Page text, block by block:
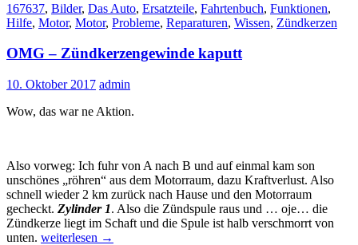
167637, Bilder, Das Auto, Ersatzteile, Fahrtenbuch, Funktionen,
Hilfe, Motor, Motor, Probleme, Reparaturen, Wissen, Zündkerzen
OMG – Zündkerzengewinde kaputt
10. Oktober 2017 admin
Wow, das war ne Aktion.
Also vorweg: Ich fuhr von A nach B und auf einmal kam son
unschönes „röhren“ aus dem Motorraum, dazu Kraftverlust. Also
schnell wieder 2 km zurück nach Hause und den Motorraum
gecheckt. Zylinder 1. Also die Zündspule raus und … oje… die
Zündkerze liegt im Schaft und die Spule ist halb verschmorrt von
unten. OMG
weiterlesen →